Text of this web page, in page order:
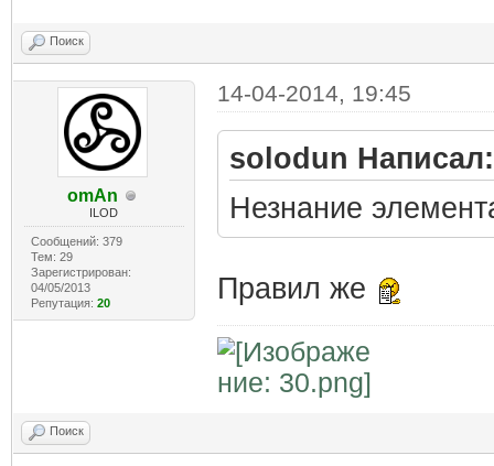
Поиск
omAn
ILOD
Сообщений: 379
Тем: 29
Зарегистрирован:
04/05/2013
Репутация: 20
14-04-2014, 19:45
solodun Написал:
Незнание
Правил же
Поиск